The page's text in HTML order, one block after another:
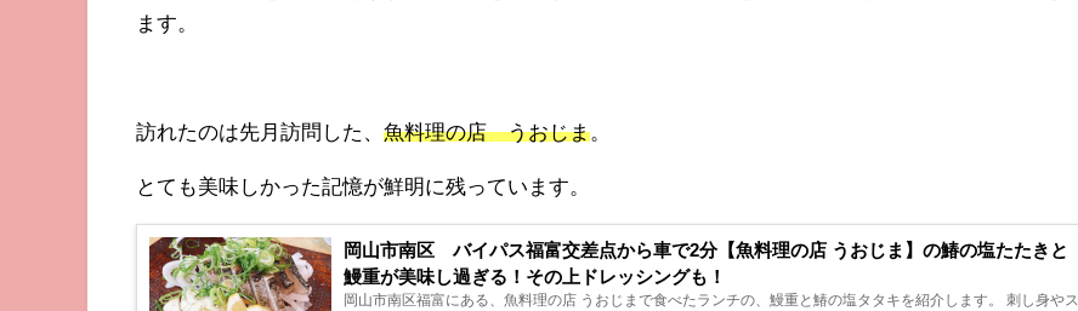
ます。
訪れたのは先月訪問した、 魚料理の店 うおじま
とても美味しかった記憶が鮮明に残っています。
岡山市南区 バイパス福富交差点から車で2分【魚料理の店 うおじま】の鰆の塩たたきと
鰻重が美味し過ぎる！その上ドレッシングも！
岡山市南区福富にある、魚料理の店 うおじまで食べたランチの、鰻重と鰆の塩タタキを紹介します。 刺し身やス